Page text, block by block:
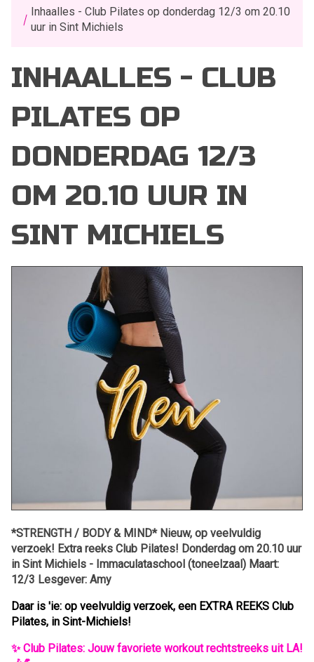
Inhaalles - Club Pilates op donderdag 12/3 om 20.10
uur in Sint Michiels
INHAALLES - CLUB
PILATES OP
DONDERDAG 12/3
OM 20.10 UUR IN
SINT MICHIELS
*STRENGTH / BODY & MIND* Nieuw, op veelvuldig
verzoek! Extra reeks Club Pilates! Donderdag om 20.10 uur
in Sint Michiels - Immaculataschool (toneelzaal) Maart:
12/3 Lesgever: Amy
Daar is 'ie: op veelvuldig verzoek, een EXTRA REEKS Club
Pilates, in Sint-Michiels!
✨ Club Pilates: Jouw favoriete workout rechtstreeks uit LA!